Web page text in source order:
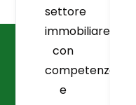
settore
immobiliare
con
competenza
e